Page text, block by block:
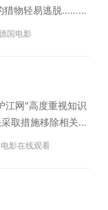
猎物轻易逃脱……
？做到限制级，被
并附上在线观看链
国电影
江网"高度重视知识
取措施移除相关内
kontrollieren
影在线观看